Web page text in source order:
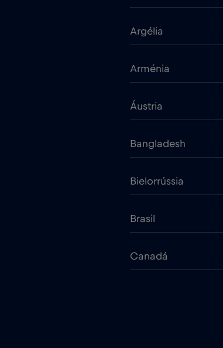
Argélia
Arménia
Áustria
Bangladesh
Bielorrússia
Brasil
Canadá